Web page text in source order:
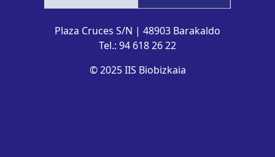
Plaza Cruces S/N | 48903 Barakaldo
Tel.: 94 618 26 22
© 2025 IIS Biobizkaia